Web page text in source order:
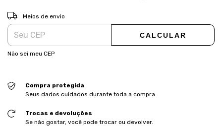
Entregas para o CEP:
Meios de envio
CALCULAR
Não sei meu CEP
Compra protegida
Seus dados cuidados durante toda a compra.
Trocas e devoluções
Se não gostar, você pode trocar ou devolver.